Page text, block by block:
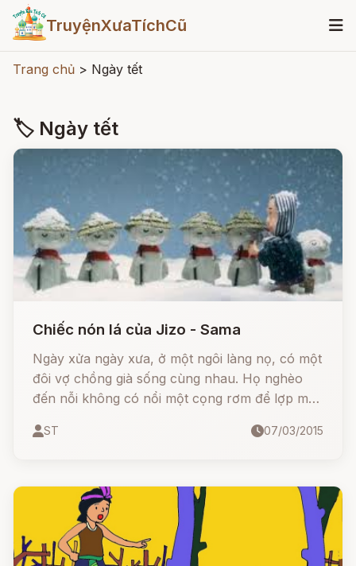
TruyệnXưaTíchCũ
Trang chủ > Ngày tết
🏷 Ngày tết
Chiếc nón lá của Jizo - Sama
Ngày xửa ngày xưa, ở một ngôi làng nọ, có một
đôi vợ chồng già sống cùng nhau. Họ nghèo
đến nỗi không có nổi một cọng rơm để lợp mái
chẳng còn một hạt gạo. Nghe thấy tiếng chày
ST 07/03/2015